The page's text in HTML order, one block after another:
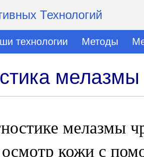
Технологий
технологии Методы
мелазмы
мелазмы
осмотр кожи с